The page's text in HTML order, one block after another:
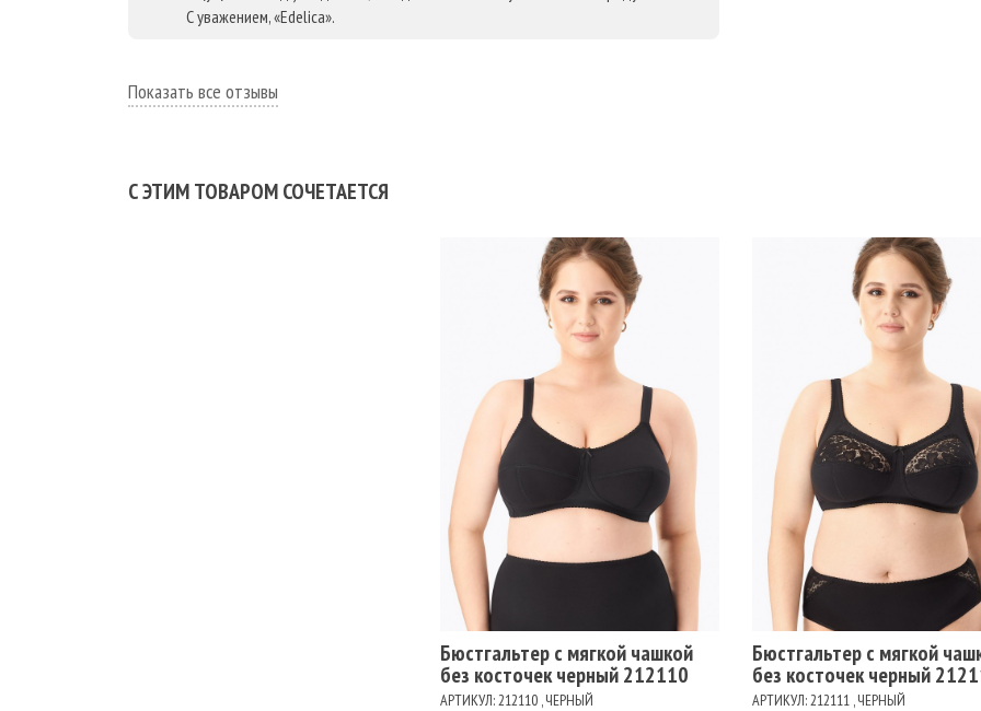
С уважением, «Edelica».
Показать все отзывы
С ЭТИМ ТОВАРОМ СОЧЕТАЕТСЯ
Размеры
105C
105D
80D
80F 80H 85B 85C
85E
85F
85G 85H 90D 90E
90G
Цвет
ЧЕРНЫЙ
Бюстгальтер c мягкой чашкой
без косточек черный 212110
АРТИКУЛ: 212110 , ЧЕРНЫЙ
Размеры
85E 85F 90B 90C 90D 95B
95C
85C 85B 80F 80E 80D 80C
100B 100D
75G
85G 85H 90E 95F 95G 100G
100I
105F
90H
90I
95H
Цвет
БЕЖЕВЫЙ ЧЕРНЫЙ БЕЛЫЙ
Бюстгальтер с мягкой
без косточек черный
АРТИКУЛ: 212111 , ЧЕРНЫЙ